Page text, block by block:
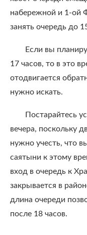
набережной и 1-ой
занять очередь до
Если вы
17 часов, то в это
отодвигается
нужно искать.
Постарайтесь
вечера, поскольку
нужно учесть, что
саятыни к этому
вход в очередь к
закрывается в
длина очереди
после 18 часов.